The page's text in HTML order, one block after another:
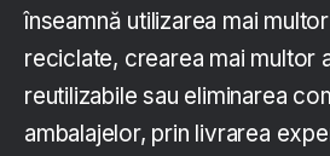
înseamnă utilizarea mai
reciclate, crearea mai multor
reutilizabile sau eliminarea
ambalajelor, prin livrarea